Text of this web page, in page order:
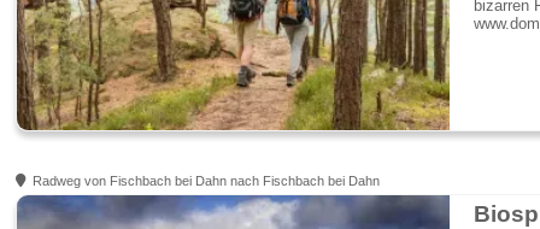
bizarren
Radweg von Fischbach bei Dahn nach Fischbach bei Dahn